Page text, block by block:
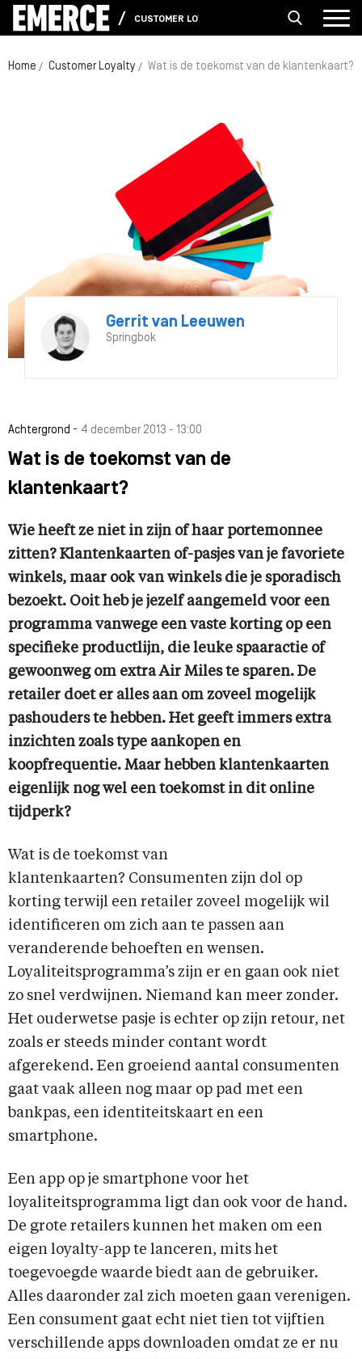
CUSTOMER LOYALTY
Home Customer Loyalty Wat is de toekomst van de klantenkaart?
Gerrit van Leeuwen
Springbok
Achtergrond - 4 december 2013 - 13:00
Wat is de toekomst van de
klantenkaart?
Wie heeft ze niet in zijn of haar portemonnee
zitten? Klantenkaarten of-pasjes van je favoriete
winkels, maar ook van winkels die je sporadisch
bezoekt. Ooit heb je jezelf aangemeld voor een
programma vanwege een vaste korting op een
specifieke productlijn, die leuke spaaractie of
gewoonweg om extra Air Miles te sparen. De
retailer doet er alles aan om zoveel mogelijk
pashouders te hebben. Het geeft immers extra
inzichten zoals type aankopen en
koopfrequentie. Maar hebben klantenkaarten
eigenlijk nog wel een toekomst in dit online
tijdperk?
Wat is de toekomst van
klantenkaarten? Consumenten zijn dol op
korting terwijl een retailer zoveel mogelijk wil
identificeren om zich aan te passen aan
veranderende behoeften en wensen.
Loyaliteitsprogramma’s zijn er en gaan ook niet
zo snel verdwijnen. Niemand kan meer zonder.
Het ouderwetse pasje is echter op zijn retour, net
zoals er steeds minder contant wordt
afgerekend. Een groeiend aantal consumenten
gaat vaak alleen nog maar op pad met een
bankpas, een identiteitskaart en een
smartphone.
Een app op je smartphone voor het
loyaliteitsprogramma ligt dan ook voor de hand.
De grote retailers kunnen het maken om een
eigen loyalty-app te lanceren, mits het
toegevoegde waarde biedt aan de gebruiker.
Alles daaronder zal zich moeten gaan verenigen.
Een consument gaat echt niet tien tot vijftien
verschillende apps downloaden omdat ze er nu